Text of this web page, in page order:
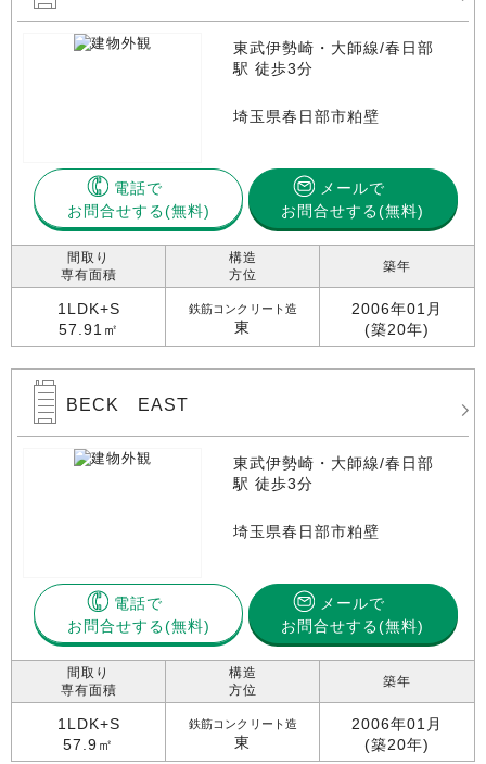
東武伊勢崎・大師線/春日部
駅 徒歩3分
埼玉県春日部市粕壁
電話で
お問合せする
メールで
お問合せする(無料)
間取り
専有面積
1LDK+S
57.91㎡
構造
方位
鉄筋コンクリート造
東
築年
2006年01月
(築20年)
BECK EAST
東武伊勢崎・大師線/春日部
駅 徒歩3分
埼玉県春日部市粕壁
電話で
お問合せする
メールで
お問合せする(無料)
間取り
専有面積
1LDK+S
57.9㎡
構造
方位
鉄筋コンクリート造
東
築年
2006年01月
(築20年)